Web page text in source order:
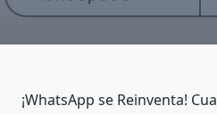
¡WhatsApp se Reinventa!